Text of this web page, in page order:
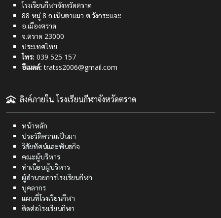
โรงเรียนกีฬาจังหวัดตราด
88 หมู่ 8 ถ.เนินตาแมว ต.วังกระแจะ
อ.เมืองตราด
จ.ตราด 23000
ประเทศไทย
โทร: 039 525 157
อีเมลล์:tratss2006@gmail.com
ลิงค์ภายใน โรงเรียนกีฬาจังหวัดตราด
หน้าหลัก
ประวัติความเป็นมา
วิสัยทัศน์และพันธกิจ
คณะผู้บริหาร
ทำเนียบผู้บริหาร
ผู้อำนวยการโรงเรียนกีฬา
บุคลากร
แผนที่โรงเรียนกีฬา
ติดต่อโรงเรียนกีฬา